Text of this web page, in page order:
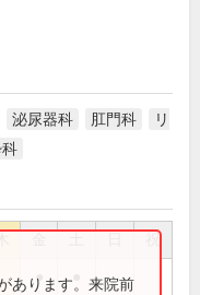
泌尿器科 肛門科
リ
祝
●
あります。来院前